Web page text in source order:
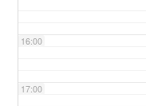
16:00
17:00